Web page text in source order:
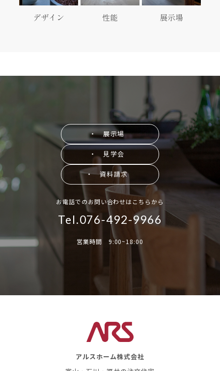
デザイン 性能 展示場
・ 展示場
・ 見学会
・ 資料請求
お電話でのお問い合わせはこちらから
Tel.076-492-9966
営業時間 9:00~18:00
アルスホーム株式会社